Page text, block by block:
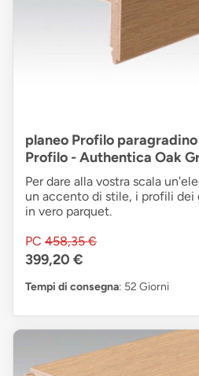
planeo Profilo
Profilo - Authentica Oak
Per dare alla vostra scala
un accento di stile, i profili dei
in vero parquet.
PC 458,35 €
399,20 €
Tempi di consegna: 52 Giorni